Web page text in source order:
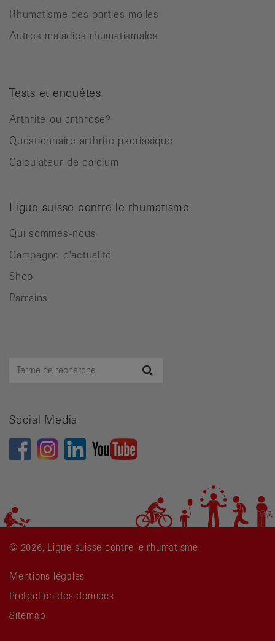
Rhumatisme des parties molles
Autres maladies rhumatismales
Tests et enquêtes
Arthrite ou arthrose?
Questionnaire arthrite psoriasique
Calculateur de calcium
Ligue suisse contre le rhumatisme
Qui sommes-nous
Campagne d'actualité
Shop
Parrains
Terme
Social Media
© 2026, Ligue suisse contre le rhumatisme
Mentions légales
Protection des données
Sitemap